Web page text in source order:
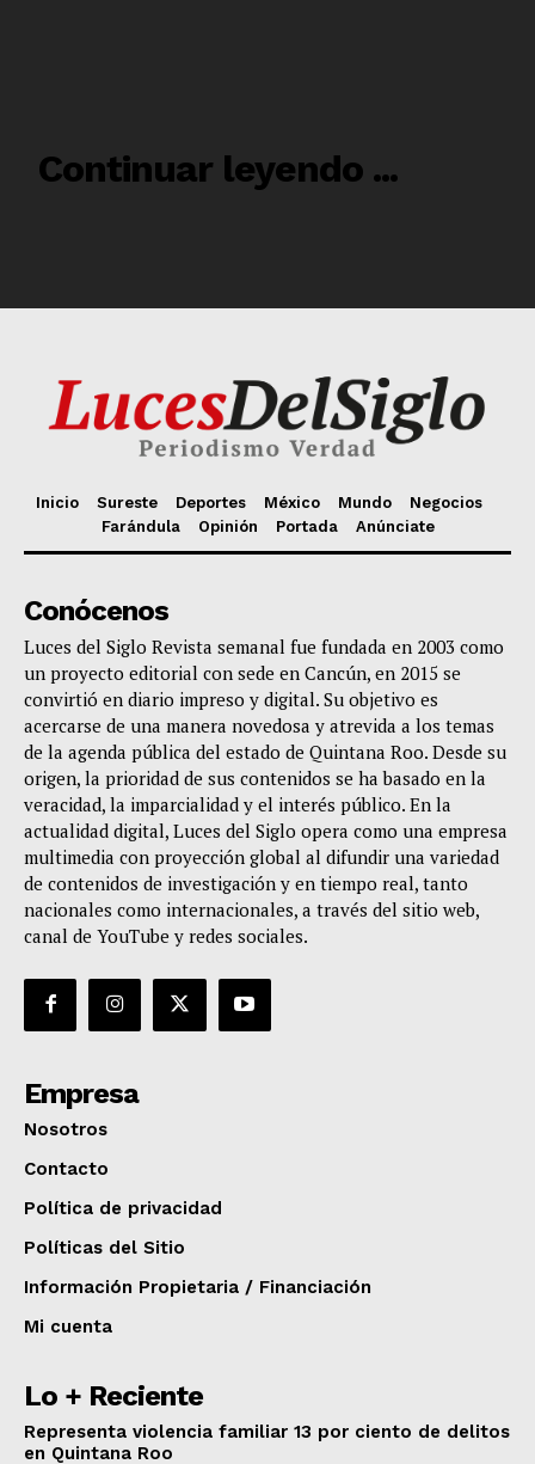
Inicio Sureste Deportes México Mundo
Negocios
Farándula
Opinión Portada Anúnciate
Conócenos
Luces del Siglo Revista semanal fue fundada en 2003 como
un proyecto editorial con sede en Cancún, en 2015 se
convirtió en diario impreso y digital. Su objetivo es
acercarse de una manera novedosa y atrevida a los temas
de la agenda pública del estado de Quintana Roo. Desde su
origen, la prioridad de sus contenidos se ha basado en la
veracidad, la imparcialidad y el interés público. En la
actualidad digital, Luces del Siglo opera como una empresa
multimedia con proyección global al difundir una variedad
de contenidos de investigación y en tiempo real, tanto
nacionales como internacionales, a través del sitio web,
canal de YouTube y redes sociales.
Empresa
Nosotros
Contacto
Política de privacidad
Políticas del Sitio
Información Propietaria / Financiación
Mi cuenta
Lo + Reciente
Representa violencia familiar 13 por ciento de delitos
en Quintana Roo